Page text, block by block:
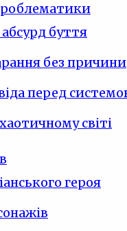
буття
без причини
перед
світі
героя